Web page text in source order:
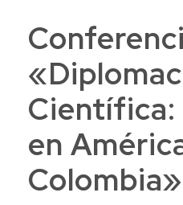
en
Colombia»